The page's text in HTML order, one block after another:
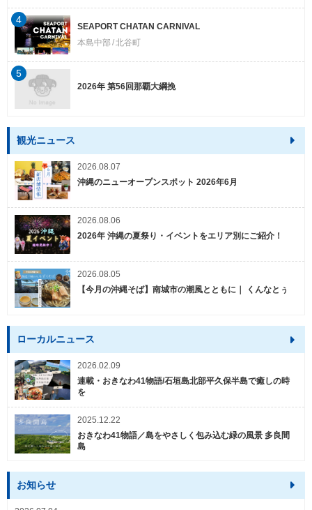
SEAPORT CHATAN CARNIVAL
本島中部 北谷町
4
2026年 第56回那覇大綱挽
5
観光ニュース
2026.08.07
沖縄のニューオープンスポット 2026年6月
2026.08.06
2026年 沖縄の夏祭り・イベントをエリア別にご紹介！
2026.08.05
【今月の沖縄そば】南城市の潮風とともに｜ くんなとぅ
ローカルニュース
2026.02.09
連載・おきなわ41物語/石垣島北部平久保半島で癒しの時
を
2025.12.22
おきなわ41物語／島をやさしく包み込む緑の風景 多良間
島
お知らせ